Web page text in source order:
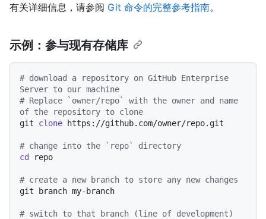
有关详细信息，请参阅 Git 命令的完整参考指南。
示例：参与现有存储库
# download a repository on GitHub Enterprise
Server to our machine
# Replace `owner/repo` with the owner and name
of the repository to clone
git clone https://github.com/owner/repo.git
# change into the `repo` directory
cd
repo
# create a new branch to store any new changes
git branch my-branch
# switch to that branch (line of development)